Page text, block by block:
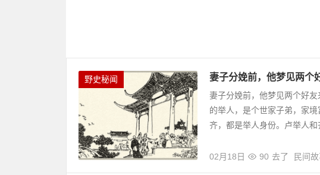
野史秘闻 妻子分娩前，他梦见两个
妻子分娩前，他梦见两个好
的举人，是个世家子弟，家
齐，都是举人身份。卢举人和
02月18日 90 去了 民间